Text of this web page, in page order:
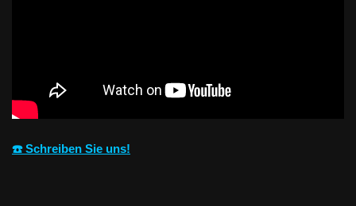
☎️ Schreiben Sie uns!